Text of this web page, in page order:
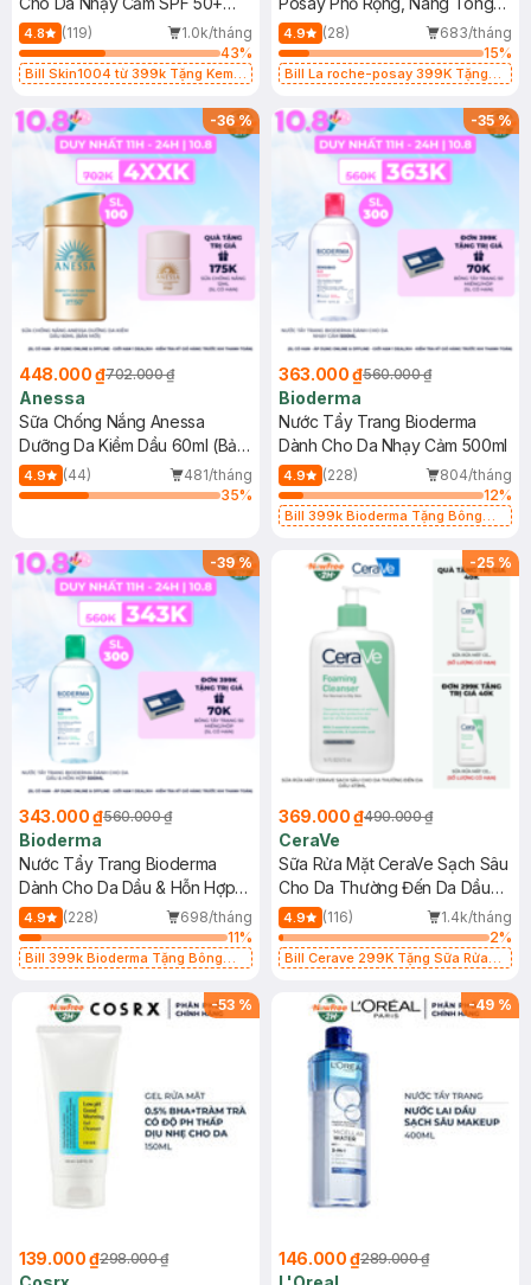
50ml
4.8 (119)
1.0k/tháng
43%
Bill Skin1004 từ 399k Tặng Kem
SPF 50+ 20ml (SL Có Hạn)
Kiềm Dầu 50ml
4.9 (28)
683/tháng
15%
Bill La roche-posay 399K Tặng
(SL có hạn)
-36%
448.000 ₫702.000 ₫
Anessa
Sữa Chống Nắng Anessa
Dưỡng Da Kiềm Dầu 60ml (Bản
Mới)
4.9 (44)
481/tháng
35%
-35%
363.000 ₫560.000 ₫
Bioderma
Nước Tẩy Trang Bioderma
Dành Cho Da Nhạy Cảm 500ml
4.9 (228)
804/tháng
12%
Bill 399k Bioderma Tặng Bông
-39%
343.000 ₫560.000 ₫
Bioderma
Nước Tẩy Trang Bioderma
Dành Cho Da Dầu & Hỗn Hợp
500ml
4.9 (228)
698/tháng
11%
Bill 399k Bioderma Tặng Bông
-25 %
369.000 ₫490.000 ₫
CeraVe
Sữa Rửa Mặt CeraVe Sạch Sâu
Cho Da Thường Đến Da Dầu
473ml
4.9 (116)
1.4k/tháng
2%
Bill Cerave 299K Tặng Sữa Rửa
-53 %
139.000 ₫298.000 ₫
-49 %
146.000 ₫289.000 ₫